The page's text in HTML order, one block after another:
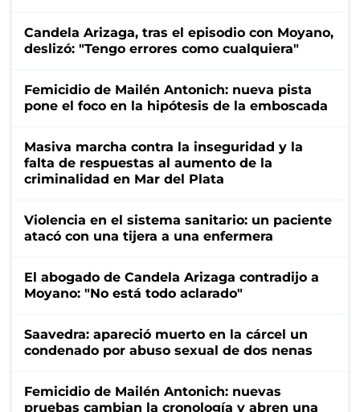
Candela Arizaga, tras el episodio con Moyano,
deslizó: "Tengo errores como cualquiera"
Femicidio de Mailén Antonich: nueva pista
pone el foco en la hipótesis de la emboscada
Masiva marcha contra la inseguridad y la
falta de respuestas al aumento de la
criminalidad en Mar del Plata
Violencia en el sistema sanitario: un paciente
atacó con una tijera a una enfermera
El abogado de Candela Arizaga contradijo a
Moyano: "No está todo aclarado"
Saavedra: apareció muerto en la cárcel un
condenado por abuso sexual de dos nenas
Femicidio de Mailén Antonich: nuevas
pruebas cambian la cronología y abren una